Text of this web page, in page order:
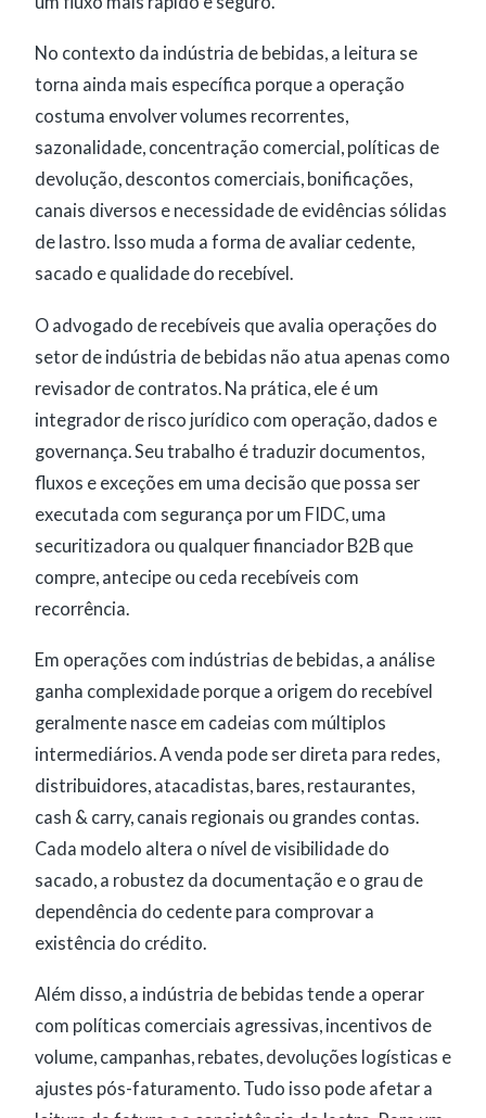
No contexto da indústria de bebidas, a leitura se
torna ainda mais específica porque a operação
costuma envolver volumes recorrentes,
sazonalidade, concentração comercial, políticas de
devolução, descontos comerciais, bonificações,
canais diversos e necessidade de evidências sólidas
de lastro. Isso muda a forma de avaliar cedente,
sacado e qualidade do recebível.
O advogado de recebíveis que avalia operações do
setor de indústria de bebidas não atua apenas como
revisador de contratos. Na prática, ele é um
integrador de risco jurídico com operação, dados e
governança. Seu trabalho é traduzir documentos,
fluxos e exceções em uma decisão que possa ser
executada com segurança por um FIDC, uma
securitizadora ou qualquer financiador B2B que
compre, antecipe ou ceda recebíveis com
recorrência.
Em operações com indústrias de bebidas, a análise
ganha complexidade porque a origem do recebível
geralmente nasce em cadeias com múltiplos
intermediários. A venda pode ser direta para redes,
distribuidores, atacadistas, bares, restaurantes,
cash & carry, canais regionais ou grandes contas.
Cada modelo altera o nível de visibilidade do
sacado, a robustez da documentação e o grau de
dependência do cedente para comprovar a
existência do crédito.
Além disso, a indústria de bebidas tende a operar
com políticas comerciais agressivas, incentivos de
volume, campanhas, rebates, devoluções logísticas e
ajustes pós-faturamento. Tudo isso pode afetar a